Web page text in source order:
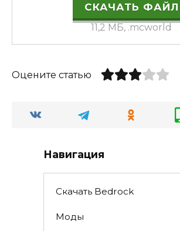
СКАЧАТЬ ФАЙЛ
11,2 МБ, .mcworld
Оцените статью
Навигация
Скачать Bedrock
Моды